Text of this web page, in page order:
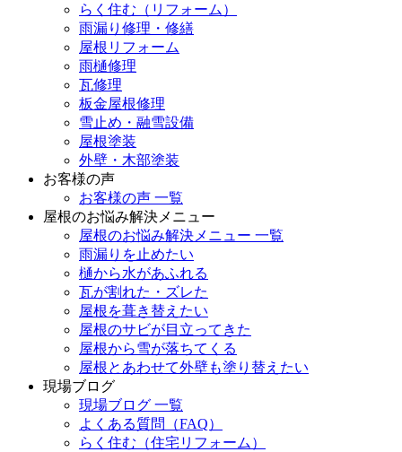
らく住む（リフォーム）
雨漏り修理・修繕
屋根リフォーム
雨樋修理
瓦修理
板金屋根修理
雪止め・融雪設備
屋根塗装
外壁・木部塗装
お客様の声
お客様の声 一覧
屋根のお悩み解決メニュー
屋根のお悩み解決メニュー 一覧
雨漏りを止めたい
樋から水があふれる
瓦が割れた・ズレた
屋根を葺き替えたい
屋根のサビが目立ってきた
屋根から雪が落ちてくる
屋根とあわせて外壁も塗り替えたい
現場ブログ
現場ブログ 一覧
よくある質問（FAQ）
らく住む（住宅リフォーム）